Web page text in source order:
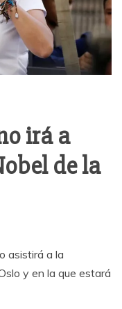
irá a
de la
asistirá a la
y en la que estará